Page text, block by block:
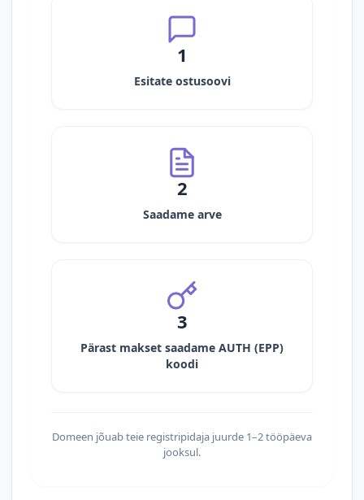
1
Esitate ostusoovi
2
Saadame arve
3
Pärast makset saadame AUTH (EPP)
koodi
Domeen jõuab teie registripidaja juurde 1–2 tööpäeva
jooksul.